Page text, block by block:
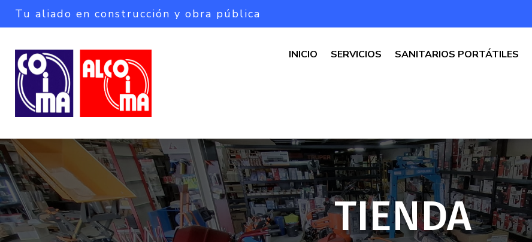
Tu aliado en construcción y obra pública
INICIO SERVICIOS SANITARIOS PORTÁTILES
TIENDA